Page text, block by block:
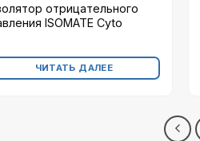
отрицательного
ISOMATE Cyto
ЧИТАТЬ ДАЛЕЕ